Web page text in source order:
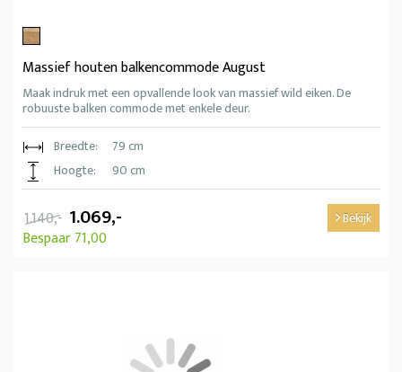
Massief houten balkencommode August
Maak indruk met een opvallende look van massief wild eiken. De
robuuste balken commode met enkele deur.
Breedte:
79 cm
Hoogte:
90 cm
1.140,- 1.069,-
Bespaar 71,00
Bekijk